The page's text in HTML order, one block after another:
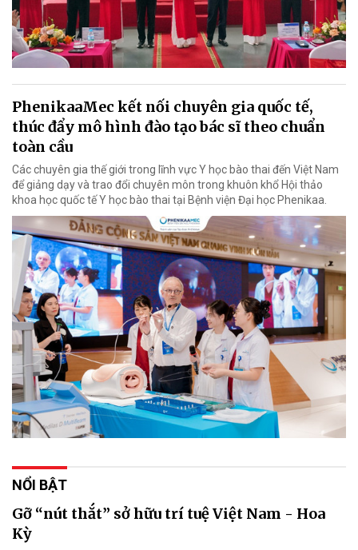
PhenikaaMec kết nối chuyên gia quốc tế,
thúc đẩy mô hình đào tạo bác sĩ theo chuẩn
toàn cầu
Các chuyên gia thế giới trong lĩnh vực Y học bào thai đến Việt Nam
để giảng dạy và trao đổi chuyên môn trong khuôn khổ Hội thảo
khoa học quốc tế Y học bào thai tại Bệnh viện Đại học Phenikaa.
NỔI BẬT
Gỡ “nút thắt” sở hữu trí tuệ Việt Nam - Hoa
Kỳ